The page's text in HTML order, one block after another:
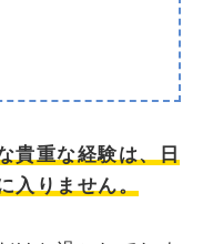
貴重な経験は、日
入りません。